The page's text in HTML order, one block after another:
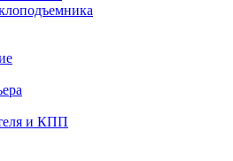
и КПП